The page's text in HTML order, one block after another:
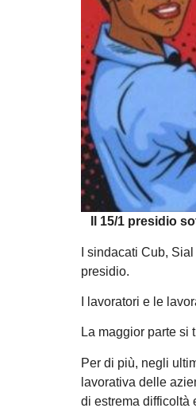
Il 15/1 presidio
I sindacati Cub,
presidio.
I lavoratori e le
La maggior parte si
Per di più, negli
lavorativa delle
di estrema difficoltà